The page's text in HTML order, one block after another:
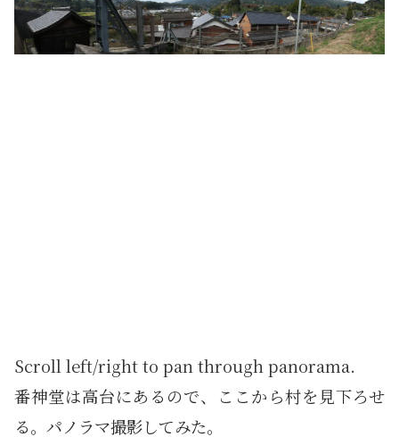
Scroll left/right to pan through panorama.
番神堂は高台にあるので、ここから村を見下ろせ
る。パノラマ撮影してみた。